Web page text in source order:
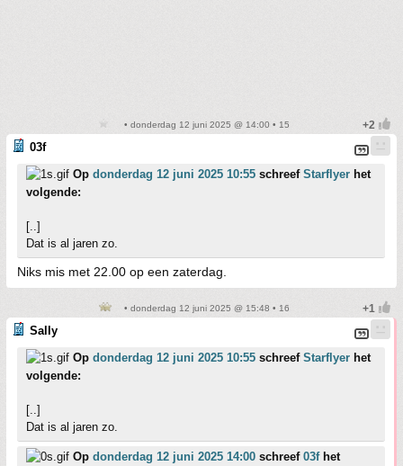
• donderdag 12 juni 2025 @ 14:00 • 15
03f
Op donderdag 12 juni 2025 10:55 schreef Starflyer het
volgende:
[..]
Dat is al jaren zo.
Niks mis met 22.00 op een zaterdag.
• donderdag 12 juni 2025 @ 15:48 • 16
Sally
Op donderdag 12 juni 2025 10:55 schreef Starflyer het
volgende:
[..]
Dat is al jaren zo.
Op donderdag 12 juni 2025 14:00 schreef 03fhet